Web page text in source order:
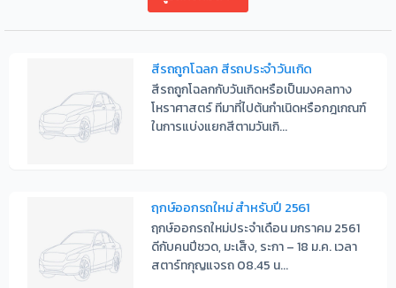
สีรถถูกโฉลก สีรถประจำวันเกิด
สีรถถูกโฉลกกับวันเกิดหรือเป็นมงคลทาง
โหราศาสตร์ ทีมาที่ไปต้นกำเนิดหรือกฎเกณฑ์
ในการแบ่งแยกสีตามวันเกิ...
ฤกษ์ออกรถใหม่ สำหรับปี 2561
ฤกษ์ออกรถใหม่ประจำเดือน มกราคม 2561
ดีกับคนปีชวด, มะเส็ง, ระกา – 18 ม.ค. เวลา
สตาร์ทกุญแจรถ 08.45 น...